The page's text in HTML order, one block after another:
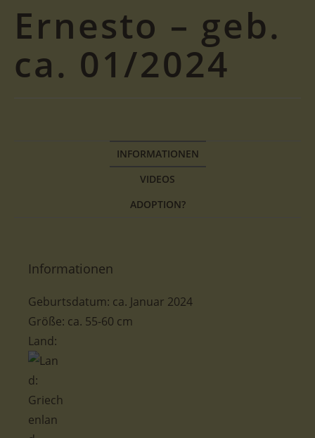
Ernesto – geb.
ca. 01/2024
INFORMATIONEN
VIDEOS
ADOPTION?
Informationen
Geburtsdatum: ca. Januar 2024
Größe: ca. 55-60 cm
Land: